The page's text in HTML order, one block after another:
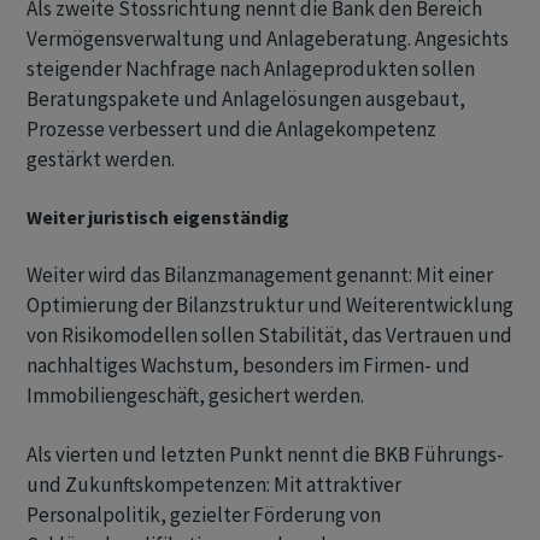
Als zweite Stossrichtung nennt die Bank den Bereich
Vermögensverwaltung und Anlageberatung. Angesichts
steigender Nachfrage nach Anlageprodukten sollen
Beratungspakete und Anlagelösungen ausgebaut,
Prozesse verbessert und die Anlagekompetenz
gestärkt werden.
Weiter juristisch eigenständig
Weiter wird das Bilanzmanagement genannt: Mit einer
Optimierung der Bilanzstruktur und Weiterentwicklung
von Risikomodellen sollen Stabilität, das Vertrauen und
nachhaltiges Wachstum, besonders im Firmen- und
Immobiliengeschäft, gesichert werden.
Als vierten und letzten Punkt nennt die BKB Führungs-
und Zukunftskompetenzen: Mit attraktiver
Personalpolitik, gezielter Förderung von